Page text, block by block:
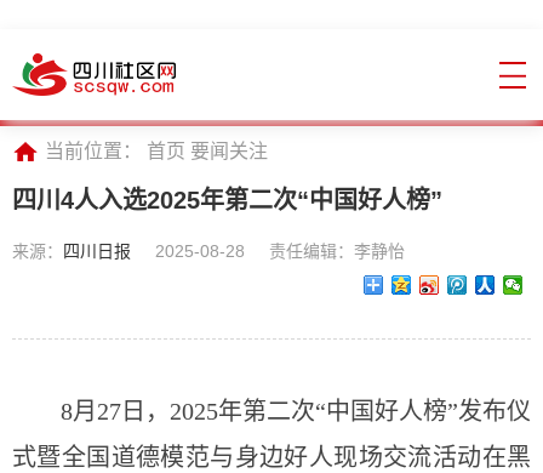
当前位置： 首页 要闻关注
四川4人入选2025年第二次“中国好人榜”
来源： 四川日报 2025-08-28 责任编辑：李静怡
8月27日，2025年第二次“中国好人榜”发布仪
式暨全国道德模范与身边好人现场交流活动在黑